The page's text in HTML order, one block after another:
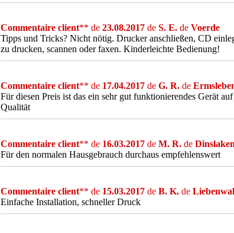
Commentaire client** de 23.08.2017 de S. E. de Voerde
Tipps und Tricks? Nicht nötig. Drucker anschließen, CD
zu drucken, scannen oder faxen. Kinderleichte Bedienung!
Commentaire client** de 17.04.2017 de G. R. de
Für diesen Preis ist das ein sehr gut funktionierendes Gerät
Qualität
Commentaire client** de 16.03.2017 de M. R. de Dinslaken
Für den normalen Hausgebrauch durchaus empfehlenswert
Commentaire client** de 15.03.2017 de B. K. de
Einfache Installation, schneller Druck